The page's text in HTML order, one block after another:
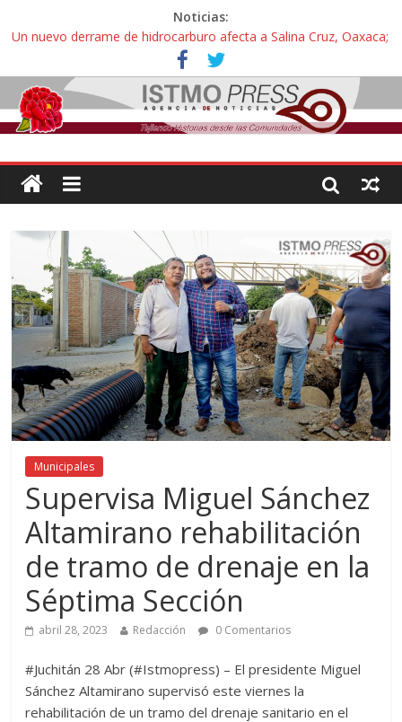
Noticias:
Un nuevo derrame de hidrocarburo afecta a Salina Cruz, Oaxaca;
ahora pescadores de Salinas del Marqués denuncian daños de
Pemex
Ángel, el joven autista expulsado por la Universidad Bienestar de
Ixtepec, Oaxaca vuelve a las aulas tras amparo
Familiares de periodista Alejandro Leyva se reúnen con titular de
intelectuales de su asesinato
Alertan pescadores de Juchitán, Oaxaca de nuevo despojo de su
Pescadores y comuneros ikoots detienen la extracción ilegal de
material pétreo de gravera Oyamel
Municipales
Supervisa Miguel Sánchez
Altamirano rehabilitación
de tramo de drenaje en la
Séptima Sección
abril 28, 2023 Redacción 0 Comentarios
#Juchitán 28 Abr (#Istmopress) – El presidente Miguel
Sánchez Altamirano supervisó este viernes la
rehabilitación de un tramo del drenaje sanitario en el